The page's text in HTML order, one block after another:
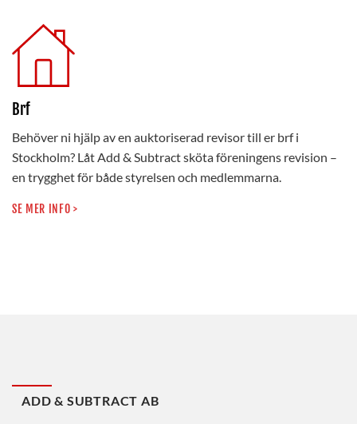
Brf
Behöver ni hjälp av en auktoriserad revisor till er brf i
Stockholm? Låt Add & Subtract sköta föreningens revision –
en trygghet för både styrelsen och medlemmarna.
SE MER INFO >
ADD & SUBTRACT AB